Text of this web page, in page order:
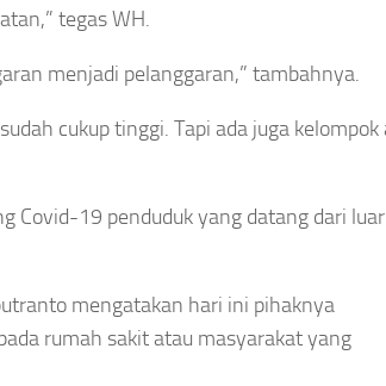
tegas WH.
menjadi pelanggaran,” tambahnya.
cukup tinggi. Tapi ada juga kelompok
Covid-19 penduduk yang datang dari luar
mengatakan hari ini pihaknya
rumah sakit atau masyarakat yang